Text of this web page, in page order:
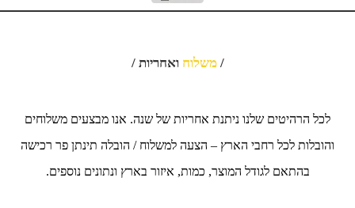
/משלוח ואחריות /
לכל הרהיטים שלנו ניתנת אחריות של שנה. אנו מבצעים משלוחים
והובלות לכל רחבי הארץ – הצעה למשלוח / הובלה תינתן פר רכישה
בהתאם לגודל המוצר, כמות, איזור בארץ ונתונים נוספים.